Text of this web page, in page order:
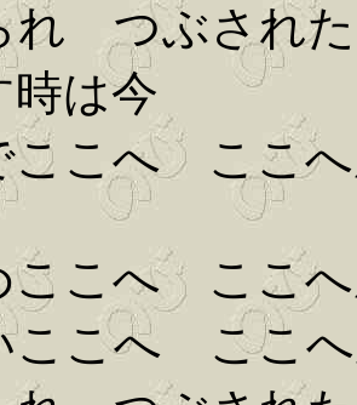
れ つぶされ
時は今
ここへ ここ
ここへ ここ
ここへ ここ